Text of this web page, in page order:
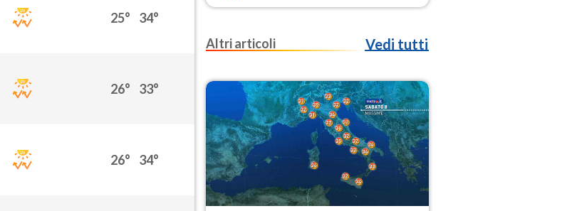
25° 34°
26° 33°
26° 34°
Altri articoli Vedi tutti